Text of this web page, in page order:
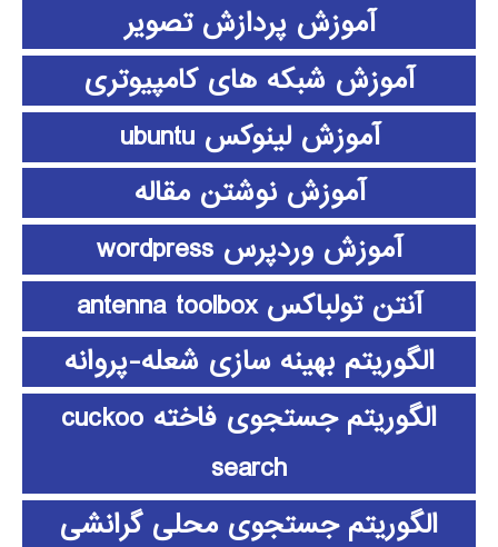
آموزش پردازش تصویر
آموزش شبکه های کامپیوتری
آموزش لینوکس ubuntu
آموزش نوشتن مقاله
آموزش وردپرس wordpress
آنتن تولباکس antenna toolbox
الگوریتم بهینه سازی شعله-پروانه
الگوریتم جستجوی فاخته cuckoo
search
الگوریتم جستجوی محلی گرانشی